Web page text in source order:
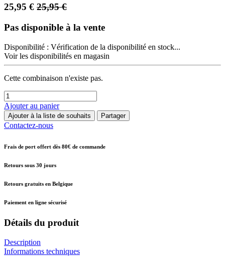
25,95 € 25,95€
Pas disponible à la vente
Disponibilité : Vérification de la disponibilité en stock...
Voir les disponibilités en magasin
Cette combinaison n'existe pas.
Ajouter au panier
Ajouter à la liste de souhaits Partager
Contactez-nous
Frais de port offert dès 80€ de commande
Retours sous 30 jours
Retours gratuits en Belgique
Paiement en ligne sécurisé
Détails du produit
Description
Informations techniques